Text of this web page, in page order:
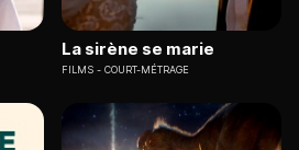
La sirène se marie
FILMS COURT-MÉTRAGE